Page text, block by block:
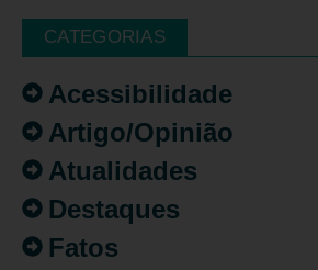
CATEGORIAS
Acessibilidade
Artigo/Opinião
Atualidades
Destaques
Fatos